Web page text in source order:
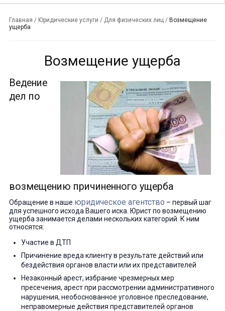
Главная / Юридические услуги / Для физических лиц / Возмещение
ущерба
Возмещение ущерба
Ведение
дел по
возмещению причиненного ущерба
Обращение в наше юридическое агентство – первый шаг
для успешного исхода Вашего иска. Юрист по возмещению
ущерба занимается делами нескольких категорий. К ним
относятся:
Участие в ДТП
Причинение вреда клиенту в результате действий или
бездействия органов власти или их представителей
Незаконный арест, избрание чрезмерных мер
пресечения, арест при рассмотрении административного
нарушения, необоснованное уголовное преследование,
неправомерные действия представителей органов